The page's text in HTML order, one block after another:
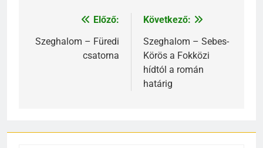
Bejegyzés
navigáció
Előző:
Szeghalom – Füredi
csatorna
Következő:
Szeghalom – Sebes-
Körös a Fokközi
hídtól a román
határig